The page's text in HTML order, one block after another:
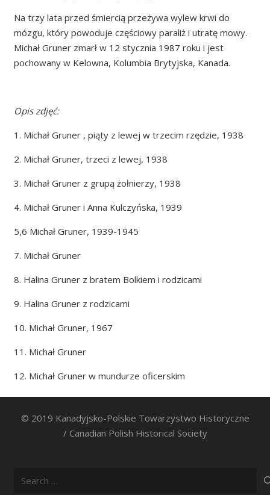
Na trzy lata przed śmiercią przeżywa wylew krwi do
mózgu, który powoduje częściowy paraliż i utratę mowy.
Michał Gruner zmarł w 12 stycznia 1987 roku i jest
pochowany w Kelowna, Kolumbia Brytyjska, Kanada.
Opis zdjęć:
1. Michał Gruner , piąty z lewej w trzecim rzędzie, 1938
2. Michał Gruner, trzeci z lewej, 1938
3. Michał Gruner z grupą żołnierzy, 1938
4. Michał Gruner i Anna Kulczyńska, 1939
5,6 Michał Gruner, 1939-1945
7. Michał Gruner
8. Halina Gruner z bratem Bolkiem i rodzicami
9. Halina Gruner z rodzicami
10. Michał Gruner, 1967
11. Michał Gruner
12. Michał Gruner w mundurze oficerskim
© 2019 Kanadyjsko-Polskie Towarzystwo Historyczne
/ Canadian Polish Historical Society